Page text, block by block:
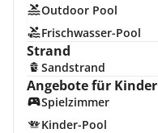
Outdoor Pool
Frischwasser-Pool
Strand
Sandstrand
Angebote für Kinder
Spielzimmer
Kinder-Pool